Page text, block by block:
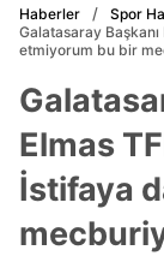
Haberler
Spor
Galatasaray
etmiyorum bu bir
Elmas
İstifaya